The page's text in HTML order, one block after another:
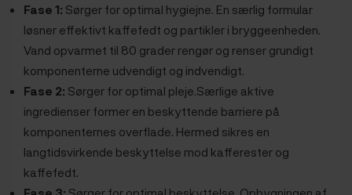
Fase 1: Sørger for optimal hygiejne. En særlig formular
løsner effektivt kaffefedt og partikler i bryggeenheden.
Vand opvarmet til 80 grader rengør og renser grundigt
komponenterne udvendigt og indvendigt.
Fase 2: Sørger for optimal pleje.Særlige aktive
ingredienser former en beskyttende barriere på
komponenternes overflade. Hermed sikres en
langtidsvirkende beskyttelse mod kafferester og
kaffefedt.